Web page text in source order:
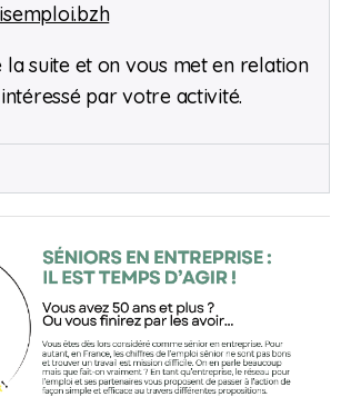
la suite et on vous met en relation
par votre activité.